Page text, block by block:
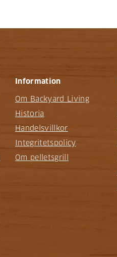
Information
Om Backyard Living
Historia
Handelsvillkor
Integritetspolicy
Om pelletsgrill